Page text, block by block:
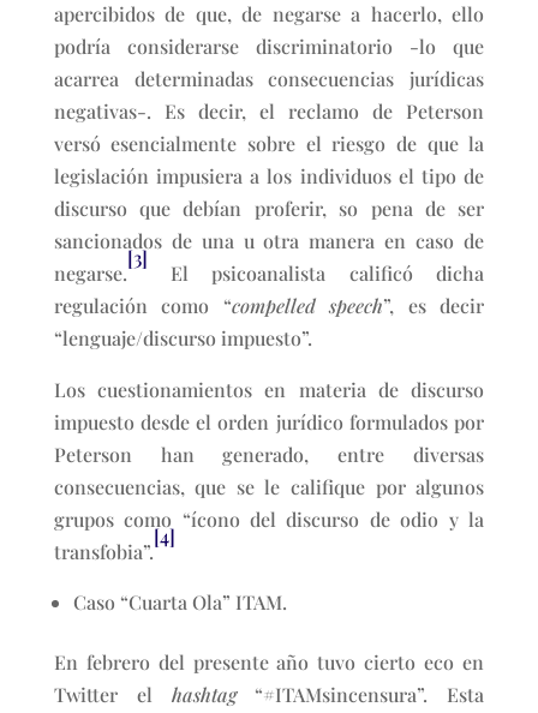
apercibidos de que, de negarse a hacerlo, ello
podría considerarse discriminatorio -lo que
acarrea determinadas consecuencias jurídicas
negativas-. Es decir, el reclamo de Peterson
versó esencialmente sobre el riesgo de que la
legislación impusiera a los individuos el tipo de
discurso que debían proferir, so pena de ser
sancionados de una u otra manera en caso de
negarse.
[3]
El psicoanalista calificó dicha
regulación como “compelled speech”, es decir
“lenguaje/discurso impuesto”.
Los cuestionamientos en materia de discurso
impuesto desde el orden jurídico formulados por
Peterson han generado, entre diversas
consecuencias, que se le califique por algunos
grupos como “ícono del discurso de odio y la
transfobia”.
[4]
Caso “Cuarta Ola” ITAM.
En febrero del presente año tuvo cierto eco en
Twitter el hashtag“#ITAMsincensura”. Esta